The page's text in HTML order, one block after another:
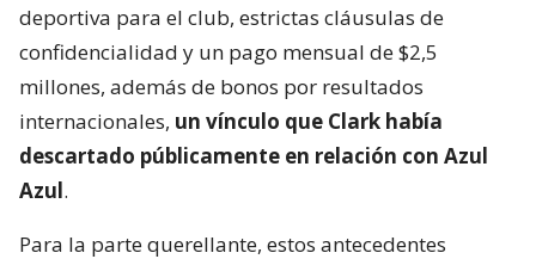
deportiva para el club, estrictas cláusulas de
confidencialidad y un pago mensual de $2,5
millones, además de bonos por resultados
internacionales, un vínculo que Clark había
descartado públicamente en relación con Azul
Azul.
Para la parte querellante, estos antecedentes